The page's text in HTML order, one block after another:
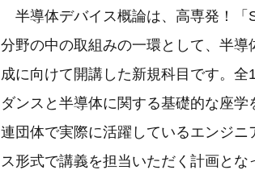
半導体デバイス概論は、高専発！「
分野の中の取組みの一環として、半
成に向けて開講した新規科目です。
ダンスと半導体に関する基礎的な座
連団体で実際に活躍しているエンジ
ス形式で講義を担当いただく計画とな